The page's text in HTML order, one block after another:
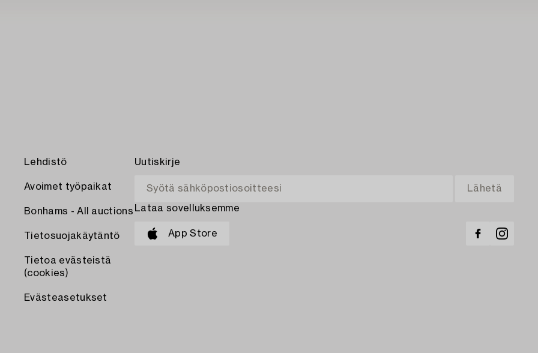
Lehdistö
Avoimet työpaikat
Bonhams - All auctions
Tietosuojakäytäntö
Tietoa evästeistä
(cookies)
Evästeasetukset
Uutiskirje
Lataa sovelluksemme
App Store